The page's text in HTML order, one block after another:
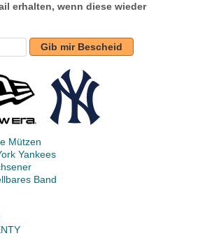
erhalten, wenn diese wieder
Gib mir Bescheid
Mützen
Yankees
Band